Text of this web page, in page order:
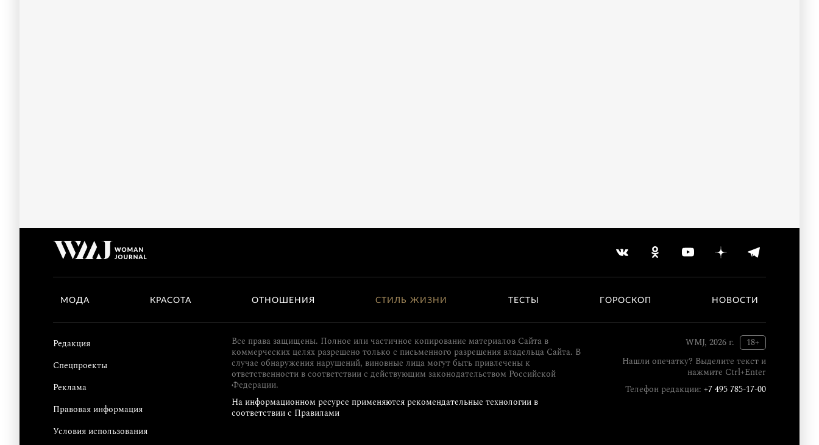
МОДА КРАСОТА ОТНОШЕНИЯ СТИЛЬ ЖИЗНИ ТЕСТЫ ГОРОСКОП НОВОСТИ
Редакция
Спецпроекты
Реклама
Правовая информация
Условия использования
WMJ, 2026 г.
18+
Нашли опечатку? Выделите текст и
нажмите Ctrl+Enter
Телефон редакции: +7 495 785-17-00
Все права защищены. Полное или частичное копирование материалов Сайта в
коммерческих целях разрешено только с письменного разрешения владельца Сайта. В
случае обнаружения нарушений, виновные лица могут быть привлечены к
ответственности в соответствии с действующим законодательством Российской
Федерации.
На информационном ресурсе применяются рекомендательные технологии в
соответствии с Правилами